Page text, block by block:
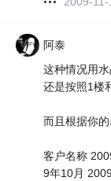
阿泰
这种情况用水
还是按照1楼
而且根据你
客户名称
9年10月